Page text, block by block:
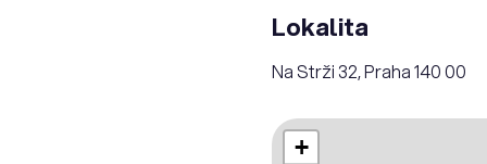
Lokalita
Na Strži 32, Praha 140 00
+